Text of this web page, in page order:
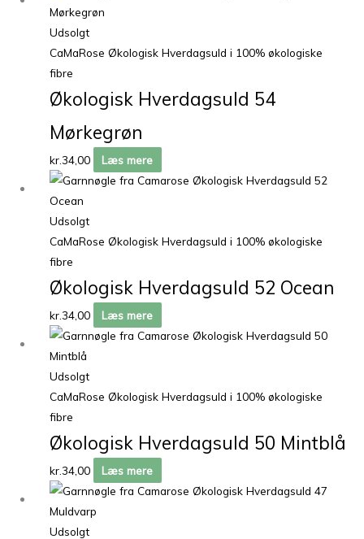
Udsolgt
CaMaRose Økologisk Hverdagsuld i 100% økologiske
fibre
Økologisk Hverdagsuld 54
Mørkegrøn
kr.34,00 Læs mere
Udsolgt
CaMaRose Økologisk Hverdagsuld i 100% økologiske
fibre
Økologisk Hverdagsuld 52 Ocean
kr.34,00 Læs mere
Udsolgt
CaMaRose Økologisk Hverdagsuld i 100% økologiske
fibre
Økologisk Hverdagsuld 50 Mintblå
kr.34,00 Læs mere
Udsolgt